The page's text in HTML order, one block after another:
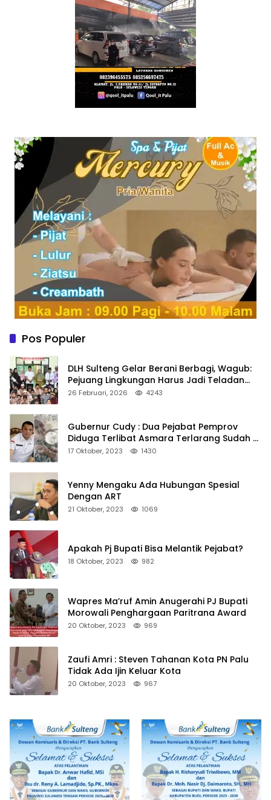
Pos Populer
DLH Sulteng Gelar Berani Berbagi, Wagub:
Pejuang Lingkungan Harus Jadi Teladan
Kepedulian
26 Februari, 2026 4243
Gubernur Cudy : Dua Pejabat Pemprov
Diduga Terlibat Asmara Terlarang Sudah di
Non Job
17 Oktober, 2023 1430
Yenny Mengaku Ada Hubungan Spesial
Dengan ART
21 Oktober, 2023 1069
Apakah Pj Bupati Bisa Melantik Pejabat?
18 Oktober, 2023 982
Wapres Ma’ruf Amin Anugerahi PJ Bupati
Morowali Penghargaan Paritrana Award
20 Oktober, 2023 969
Zaufi Amri : Steven Tahanan Kota PN Palu
Tidak Ada Ijin Keluar Kota
20 Oktober, 2023 967